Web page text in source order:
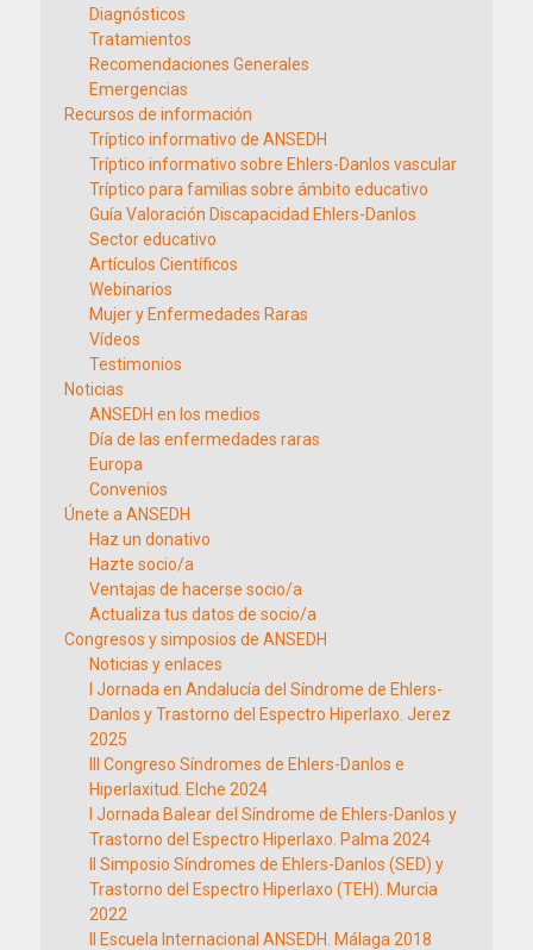
Diagnósticos
Tratamientos
Recomendaciones Generales
Emergencias
Recursos de información
Tríptico informativo de ANSEDH
Tríptico informativo sobre Ehlers-Danlos vascular
Tríptico para familias sobre ámbito educativo
Guía Valoración Discapacidad Ehlers-Danlos
Sector educativo
Artículos Científicos
Webinarios
Mujer y Enfermedades Raras
Vídeos
Testimonios
Noticias
ANSEDH en los medios
Día de las enfermedades raras
Europa
Convenios
Únete a ANSEDH
Haz un donativo
Hazte socio/a
Ventajas de hacerse socio/a
Actualiza tus datos de socio/a
Congresos y simposios de ANSEDH
Noticias y enlaces
I Jornada en Andalucía del Síndrome de Ehlers-
Danlos y Trastorno del Espectro Hiperlaxo. Jerez
2025
III Congreso Síndromes de Ehlers-Danlos e
Hiperlaxitud. Elche 2024
I Jornada Balear del Síndrome de Ehlers-Danlos y
Trastorno del Espectro Hiperlaxo. Palma 2024
II Simposio Síndromes de Ehlers-Danlos (SED) y
Trastorno del Espectro Hiperlaxo (TEH). Murcia
2022
II Escuela Internacional ANSEDH. Málaga 2018